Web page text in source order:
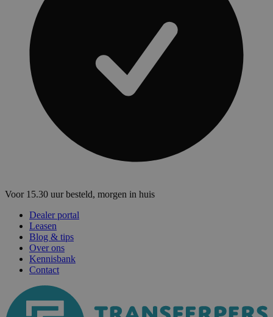
Voor 15.30 uur besteld, morgen in huis
Dealer portal
Leasen
Blog & tips
Over ons
Kennisbank
Contact